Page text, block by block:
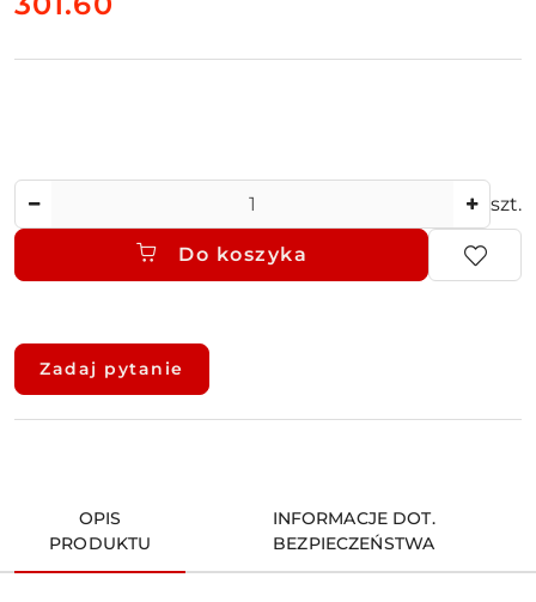
szt.
Do koszyka
Dostępność
dostawa
Zadaj pytanie
OPIS
PRODUKTU
INFORMACJE DOT.
BEZPIECZEŃSTWA